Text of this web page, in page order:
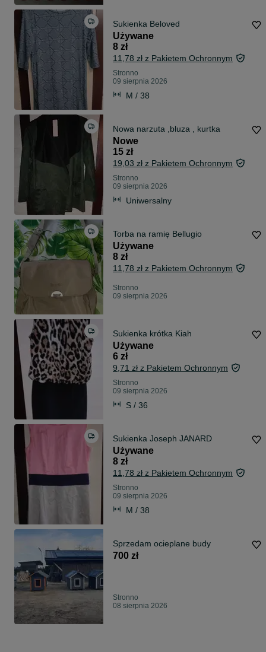
Sukienka Beloved
Używane
8 zł
11,78 zł z Pakietem Ochronnym
Stronno
09 sierpnia 2026
M / 38
Nowa narzuta ,bluza , kurtka
Nowe
15 zł
19,03 zł z Pakietem Ochronnym
Stronno
09 sierpnia 2026
Uniwersalny
Torba na ramię Bellugio
Używane
8 zł
11,78 zł z Pakietem Ochronnym
Stronno
09 sierpnia 2026
Sukienka krótka Kiah
Używane
6 zł
9,71 zł z Pakietem Ochronnym
Stronno
09 sierpnia 2026
S / 36
Sukienka Joseph JANARD
Używane
8 zł
11,78 zł z Pakietem Ochronnym
Stronno
09 sierpnia 2026
M / 38
Sprzedam ocieplane budy
700 zł
Stronno
08 sierpnia 2026